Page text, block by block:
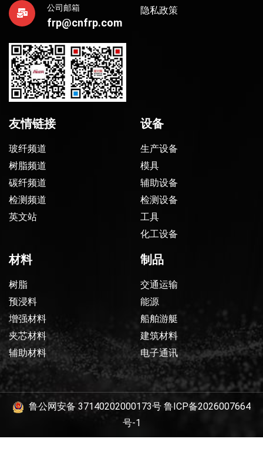
公司邮箱
frp@cnfrp.com
隐私政策
友情链接
玻纤频道
树脂频道
碳纤频道
检测频道
英文站
设备
生产设备
模具
辅助设备
检测设备
工具
化工设备
材料
树脂
预浸料
增强材料
夹芯材料
辅助材料
制品
交通运输
能源
船舶游艇
建筑材料
电子通讯
鲁公网安备 37140202000173号 鲁ICP备2026007664
号-1